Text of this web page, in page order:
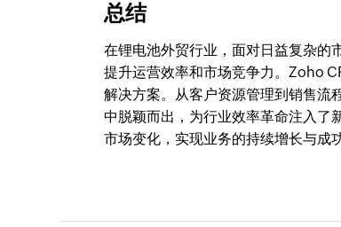
总结
在锂电池外贸行业，面对日益复杂的
提升运营效率和市场竞争力。Zoho
解决方案。从客户资源管理到销售流
中脱颖而出，为行业效率革命注入了
市场变化，实现业务的持续增长与成功